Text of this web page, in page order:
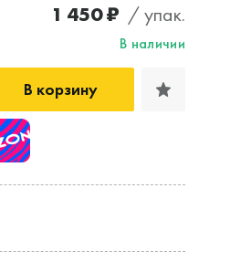
1 450 ₽ / упак.
В наличии
В корзину